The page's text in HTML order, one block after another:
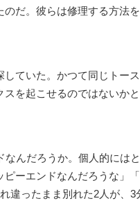
だ。彼らは修理する方法
ていた。かつて同じトー
を起こせるのではないか
んだろうか。個人的には
ーエンドなんだろうな」
違ったまま別れた2人が、3